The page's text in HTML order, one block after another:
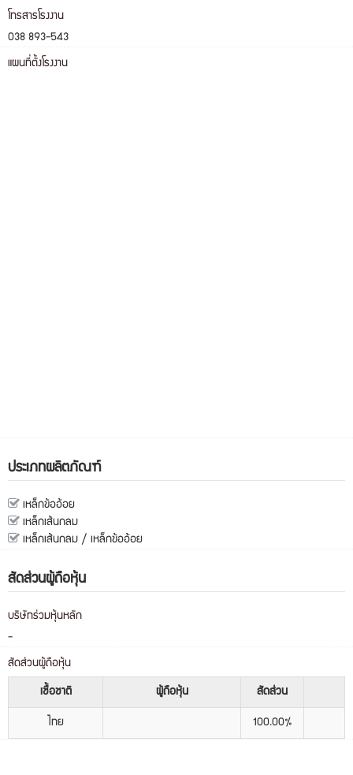
โทรสารโรงงาน
038 893-543
แผนที่ตั้งโรงงาน
ประเภทผลิตภัณฑ์
เหล็กข้ออ้อย
เหล็กเส้นกลม
เหล็กเส้นกลม / เหล็กข้ออ้อย
สัดส่วนผู้ถือหุ้น
บริษัทร่วมหุ้นหลัก
-
สัดส่วนผู้ถือหุ้น
เชื้อชาติ ผู้ถือหุ้น สัดส่วน
ไทย 100.00%